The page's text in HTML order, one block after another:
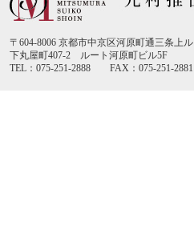
〒604-8006 京都市中京区河原町通三条上ル
下丸屋町407-2 ルート河原町ビル5F
TEL：075-251-2888 FAX：075-251-2881